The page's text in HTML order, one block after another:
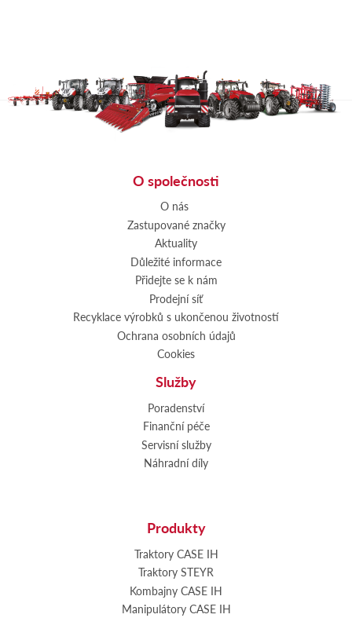
O společnosti
O nás
Zastupované značky
Aktuality
Důležité informace
Přidejte se k nám
Prodejní síť
Recyklace výrobků s ukončenou životností
Ochrana osobních údajů
Cookies
Služby
Poradenství
Finanční péče
Servisní služby
Náhradní díly
Produkty
Traktory CASE IH
Traktory STEYR
Kombajny CASE IH
Manipulátory CASE IH